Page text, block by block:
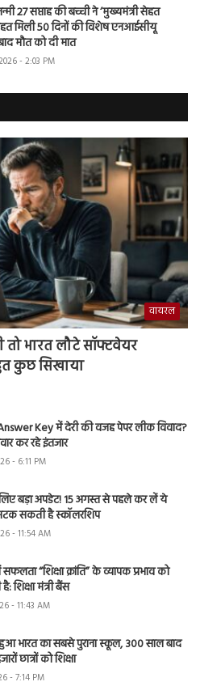
27 सप्ताह की बच्ची ने ‘मुख्यमंत्री सेहत
मिली 50 दिनों की विशेष एनआईसीयू
मौत को दी मात
- 2:03 PM
वायरल
तो भारत लौटे सॉफ्टवेयर
कुछ सिखाया
Key में देरी की वजह पेपर लीक विवाद?
कर रहे इंतजार
- 6:11 PM
लिए बड़ा अपडेट! 15 अगस्त से पहले कर लें ये
सकती है स्कॉलरशिप
- 11:54 AM
सफलता “शिक्षा क्रांति” के व्यापक प्रभाव को
शिक्षा मंत्री बैंस
- 11:43 AM
भारत का सबसे पुराना स्कूल, 300 साल बाद
छात्रों को शिक्षा
- 7:14 PM